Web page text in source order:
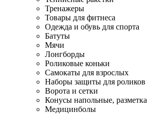
Тренажеры
Товары для фитнеса
Одежда и обувь для спорта
Батуты
Мячи
Лонгборды
Роликовые коньки
Самокаты для взрослых
Наборы защиты для роликов
Ворота и сетки
Конусы напольные, разметка
Медицинболы